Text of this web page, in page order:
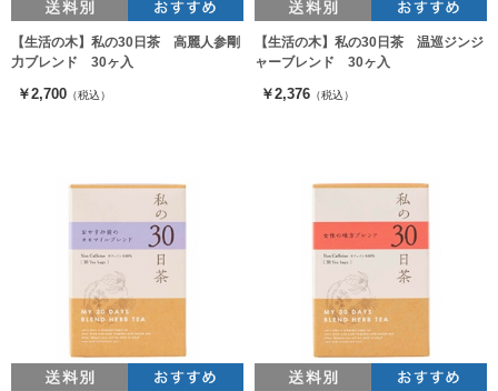
【生活の木】私の30日茶 高麗人参剛
力ブレンド 30ヶ入
￥2,700 （税込）
【生活の木】私の30日茶 温巡ジンジ
ャーブレンド 30ヶ入
￥2,376 （税込）